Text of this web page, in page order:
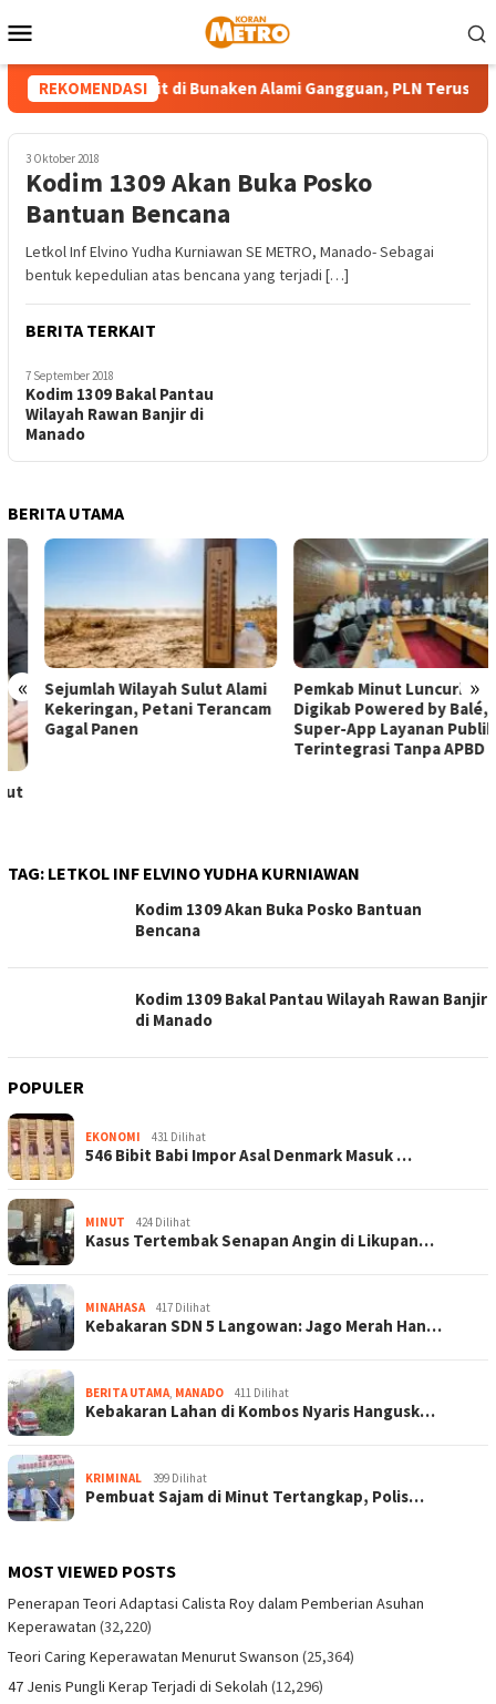
ke
Mobile
REKOMENDASI
Mesin Pembangkit di Bunaken Alami Gangguan, PLN Terus
3 Oktober 2018
Kodim 1309 Akan Buka Posko
Bantuan Bencana
Letkol Inf Elvino Yudha Kurniawan SE METRO, Manado- Sebagai
bentuk kepedulian atas bencana yang terjadi […]
BERITA TERKAIT
7 September 2018
Kodim 1309 Bakal Pantau
Wilayah Rawan Banjir di
Manado
BERITA UTAMA
« »
Sejumlah Wilayah Sulut Alami
Kekeringan, Petani Terancam
Gagal Panen
Pemkab Minut Luncurkan
Digikab Powered by Balé,
Super-App Layanan Publik
Terintegrasi Tanpa APBD
TAG: LETKOL INF ELVINO YUDHA KURNIAWAN
Kodim 1309 Akan Buka Posko Bantuan
Bencana
Kodim 1309 Bakal Pantau Wilayah Rawan Banjir
di Manado
POPULER
EKONOMI 431 Dilihat
546 Bibit Babi Impor Asal Denmark Masuk …
MINUT 424 Dilihat
Kasus Tertembak Senapan Angin di Likupan…
MINAHASA 417 Dilihat
Kebakaran SDN 5 Langowan: Jago Merah Han…
BERITA UTAMA MANADO 411 Dilihat
Kebakaran Lahan di Kombos Nyaris Hangusk…
KRIMINAL 399 Dilihat
Pembuat Sajam di Minut Tertangkap, Polis…
MOST VIEWED POSTS
Penerapan Teori Adaptasi Calista Roy dalam Pemberian Asuhan
Keperawatan (32,220)
Teori Caring Keperawatan Menurut Swanson (25,364)
47 Jenis Pungli Kerap Terjadi di Sekolah (12,296)